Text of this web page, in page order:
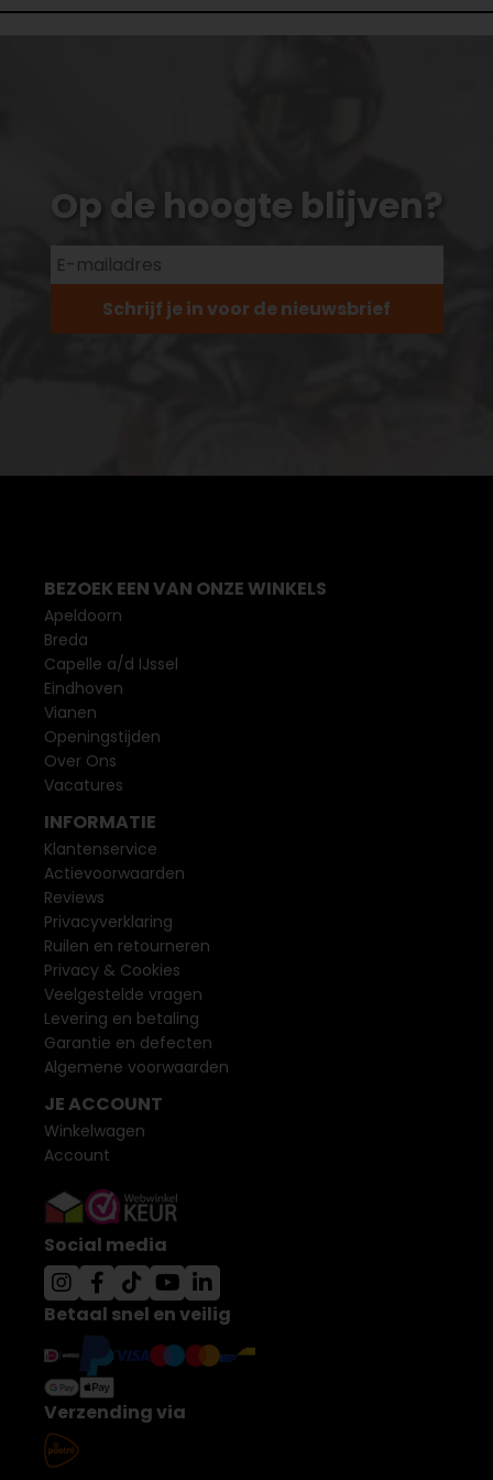
Op de hoogte blijven?
Schrijf je in voor de nieuwsbrief
BEZOEK EEN VAN ONZE WINKELS
Apeldoorn
Breda
Capelle a/d IJssel
Eindhoven
Vianen
Openingstijden
Over Ons
Vacatures
INFORMATIE
Klantenservice
Actievoorwaarden
Reviews
Privacyverklaring
Ruilen en retourneren
Privacy & Cookies
Veelgestelde vragen
Levering en betaling
Garantie en defecten
Algemene voorwaarden
JE ACCOUNT
Winkelwagen
Account
Social media
Betaal snel en veilig
Verzending via